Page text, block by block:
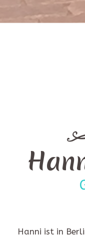
Hanni ist in